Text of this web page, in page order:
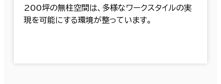
200坪の無柱空間は、多様なワークスタイルの実
現を可能にする環境が整っています。